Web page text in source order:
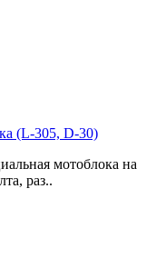
(L-305, D-30)
мотоблока на
раз..